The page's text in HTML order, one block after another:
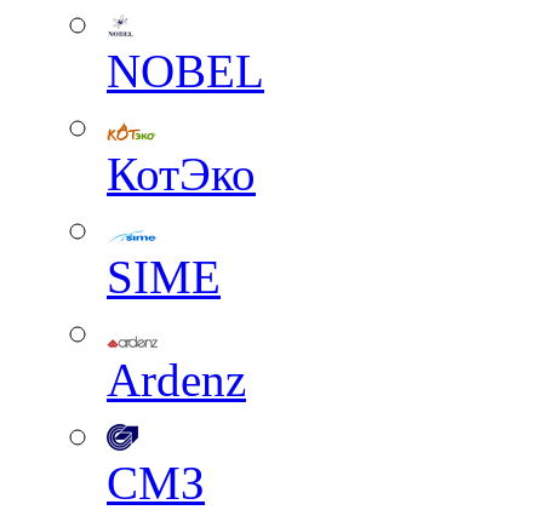
NOBEL
КотЭко
SIME
Ardenz
СМЗ